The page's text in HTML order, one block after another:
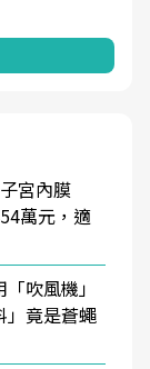
宮內膜
萬元，適
吹風機」
」竟是蒼蠅